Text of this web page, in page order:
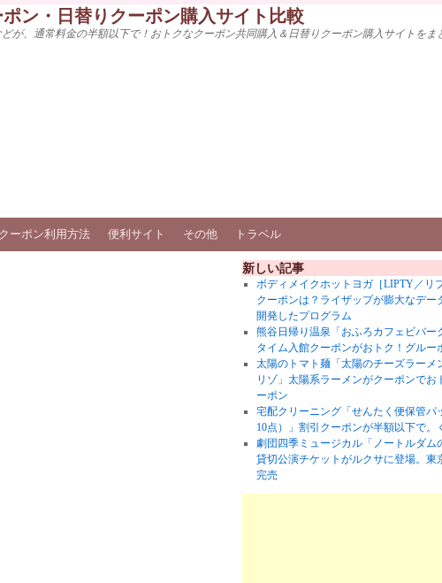
ン・日替りクーポン購入サイト比較
が、通常料金の半額以下で！おトクなクーポン共同購入＆日替りクーポン購入サイトをま
クーポン利用方法 便利サイト その他 トラベル
新しい記事
ボディメイクホットヨガ［LIPTY／リ
クーポンは？ライザップが膨大なデー
開発したプログラム
熊谷日帰り温泉「おふろカフェビバー
タイム入館クーポンがおトク！グルー
太陽のトマト麺「太陽のチーズラーメ
リゾ」太陽系ラーメンがクーポンでお
ーポン
宅配クリーニング「せんたく便保管パ
10点）」割引クーポンが半額以下で。
劇団四季ミュージカル「ノートルダム
貸切公演チケットがルクサに登場。東
完売